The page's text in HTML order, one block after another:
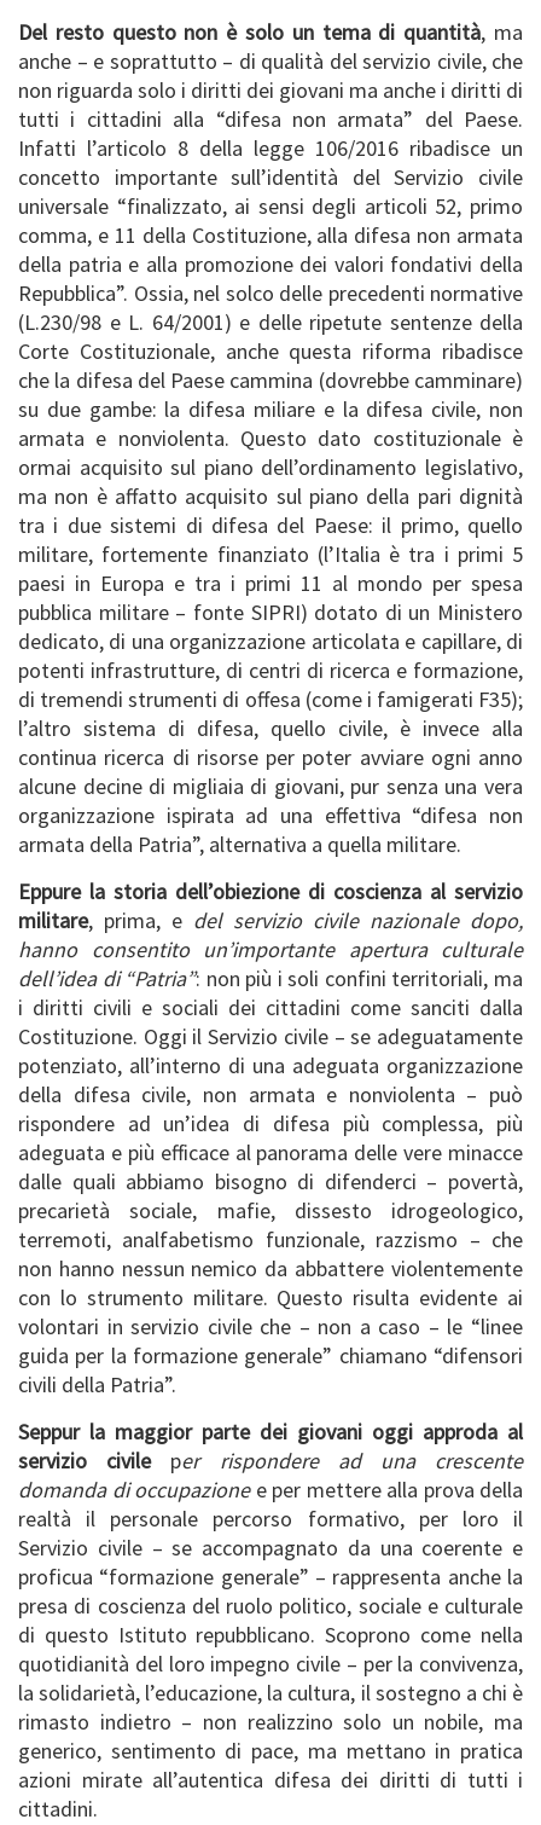
Del resto questo non è solo un tema di quantità, ma
anche – e soprattutto – di qualità del servizio civile, che
non riguarda solo i diritti dei giovani ma anche i diritti di
tutti i cittadini alla “difesa non armata” del Paese.
Infatti l’articolo 8 della legge 106/2016 ribadisce un
concetto importante sull’identità del Servizio civile
universale “finalizzato, ai sensi degli articoli 52, primo
comma, e 11 della Costituzione, alla difesa non armata
della patria e alla promozione dei valori fondativi della
Repubblica”. Ossia, nel solco delle precedenti normative
(L.230/98 e L. 64/2001) e delle ripetute sentenze della
Corte Costituzionale, anche questa riforma ribadisce
che la difesa del Paese cammina (dovrebbe camminare)
su due gambe: la difesa miliare e la difesa civile, non
armata e nonviolenta. Questo dato costituzionale è
ormai acquisito sul piano dell’ordinamento legislativo,
ma non è affatto acquisito sul piano della pari dignità
tra i due sistemi di difesa del Paese: il primo, quello
militare, fortemente finanziato (l’Italia è tra i primi 5
paesi in Europa e tra i primi 11 al mondo per spesa
pubblica militare – fonte SIPRI) dotato di un Ministero
dedicato, di una organizzazione articolata e capillare, di
potenti infrastrutture, di centri di ricerca e formazione,
di tremendi strumenti di offesa (come i famigerati F35);
l’altro sistema di difesa, quello civile, è invece alla
continua ricerca di risorse per poter avviare ogni anno
alcune decine di migliaia di giovani, pur senza una vera
organizzazione ispirata ad una effettiva “difesa non
armata della Patria”, alternativa a quella militare.
Eppure la storia dell’obiezione di coscienza al servizio
militare, prima, e del servizio civile nazionale dopo,
hanno consentito un’importante apertura culturale
dell’idea di “Patria”: non più i soli confini territoriali, ma
i diritti civili e sociali dei cittadini come sanciti dalla
Costituzione. Oggi il Servizio civile – se adeguatamente
potenziato, all’interno di una adeguata organizzazione
della difesa civile, non armata e nonviolenta – può
rispondere ad un’idea di difesa più complessa, più
adeguata e più efficace al panorama delle vere minacce
dalle quali abbiamo bisogno di difenderci – povertà,
precarietà sociale, mafie, dissesto idrogeologico,
terremoti, analfabetismo funzionale, razzismo – che
non hanno nessun nemico da abbattere violentemente
con lo strumento militare. Questo risulta evidente ai
volontari in servizio civile che – non a caso – le “linee
guida per la formazione generale” chiamano “difensori
civili della Patria”.
Seppur la maggior parte dei giovani oggi approda al
servizio civileper rispondere ad una crescente
domanda di occupazionee per mettere alla prova della
realtà il personale percorso formativo, per loro il
Servizio civile – se accompagnato da una coerente e
proficua “formazione generale” – rappresenta anche la
presa di coscienza del ruolo politico, sociale e culturale
di questo Istituto repubblicano. Scoprono come nella
quotidianità del loro impegno civile – per la convivenza,
la solidarietà, l’educazione, la cultura, il sostegno a chi è
rimasto indietro – non realizzino solo un nobile, ma
generico, sentimento di pace, ma mettano in pratica
azioni mirate all’autentica difesa dei diritti di tutti i
cittadini.